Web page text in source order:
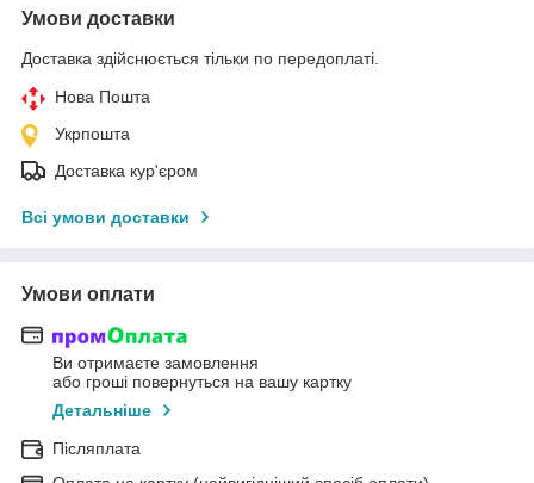
Умови доставки
Доставка здійснюється тільки по передоплаті.
Нова Пошта
Укрпошта
Доставка кур'єром
Всі умови доставки
Умови оплати
Ви отримаєте замовлення
або гроші повернуться на вашу картку
Детальніше
Післяплата